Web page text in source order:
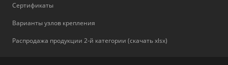
Сертификаты
Варианты узлов крепления
Распродажа продукции 2-й категории (скачать xlsx)